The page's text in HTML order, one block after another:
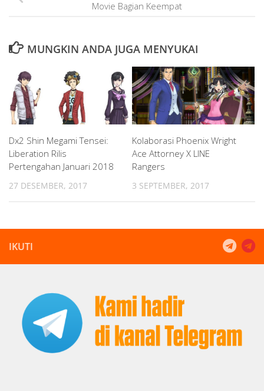
Movie Bagian Keempat
MUNGKIN ANDA JUGA MENYUKAI
Dx2 Shin Megami Tensei:
Liberation Rilis
Pertengahan Januari 2018
27 DESEMBER, 2017
Kolaborasi Phoenix Wright
Ace Attorney X LINE
Rangers
3 SEPTEMBER, 2017
IKUTI